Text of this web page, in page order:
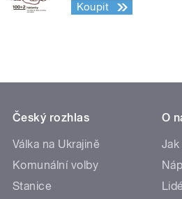
Koupit
Český rozhlas
Válka na Ukrajině
Komunální volby
Stanice
O
Jak